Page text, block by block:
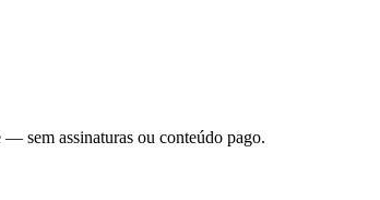
sem assinaturas ou conteúdo pago.